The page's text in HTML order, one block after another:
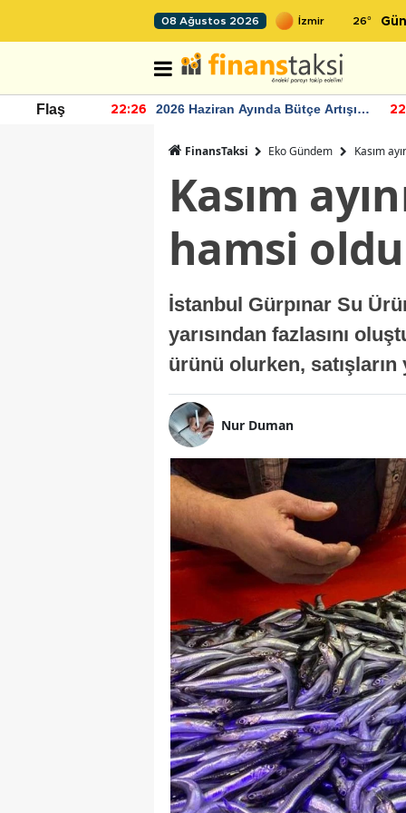
08 Ağustos 2026 26°
Flaş 22:26
2026 Haziran Ayında Bütçe Artışı
FinansTaksi Eko Gündem Kasım
Kasım
hamsi oldu
İstanbul Gürpınar Su
yarısından fazlasını
ürünü olurken, satışların
Nur Duman